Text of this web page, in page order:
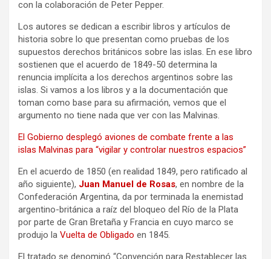
con la colaboración de Peter Pepper.
Los autores se dedican a escribir libros y artículos de
historia sobre lo que presentan como pruebas de los
supuestos derechos británicos sobre las islas. En ese libro
sostienen que el acuerdo de 1849-50 determina la
renuncia implícita a los derechos argentinos sobre las
islas. Si vamos a los libros y a la documentación que
toman como base para su afirmación, vemos que el
argumento no tiene nada que ver con las Malvinas.
El Gobierno desplegó aviones de combate frente a las
islas Malvinas para “vigilar y controlar nuestros espacios”
En el acuerdo de 1850 (en realidad 1849, pero ratificado al
año siguiente), Juan Manuel de Rosas, en nombre de la
Confederación Argentina, da por terminada la enemistad
argentino-británica a raíz del bloqueo del Río de la Plata
por parte de Gran Bretaña y Francia en cuyo marco se
produjo la Vuelta de Obligado en 1845.
El tratado se denominó “Convención para Restablecer las